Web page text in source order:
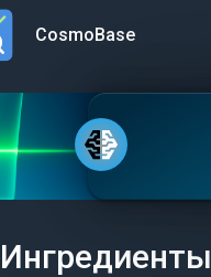
menuCosmoBase
Ингредиенты